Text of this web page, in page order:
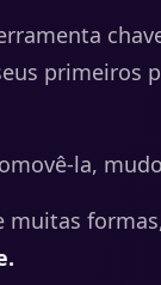
primeiros
la,
muitas